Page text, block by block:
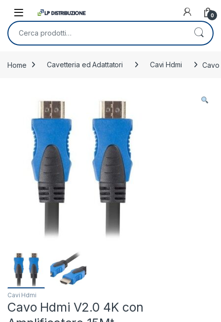
0
Cerca:
Home Cavetteria ed Adattatori Cavi Hdmi Cavo
Cavi Hdmi
Cavo Hdmi V2.0 4K con